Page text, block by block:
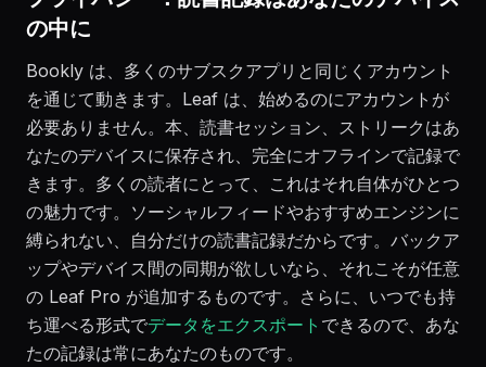
の中に
Bookly は、多くのサブスクアプリと同じくアカウント
を通じて動きます。Leaf は、始めるのにアカウントが
必要ありません。本、読書セッション、ストリークはあ
なたのデバイスに保存され、完全にオフラインで記録で
きます。多くの読者にとって、これはそれ自体がひとつ
の魅力です。ソーシャルフィードやおすすめエンジンに
縛られない、自分だけの読書記録だからです。バックア
ップやデバイス間の同期が欲しいなら、それこそが任意
の Leaf Pro が追加するものです。さらに、いつでも持
ち運べる形式でデータをエクスポート できるので、あな
たの記録は常にあなたのものです。